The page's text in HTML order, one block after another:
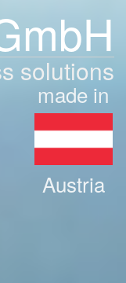
solutions
made in
Austria